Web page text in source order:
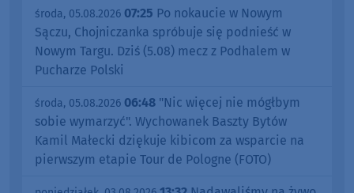
środa, 05.08.2026 07:25 Po nokaucie w Nowym
Sączu, Chojniczanka spróbuje się podnieść w
Nowym Targu. Dziś (5.08) mecz z Podhalem w
Pucharze Polski
środa, 05.08.2026 06:48 "Nic więcej nie mógłbym
sobie wymarzyć". Wychowanek Baszty Bytów
Kamil Małecki dziękuje kibicom za wsparcie na
pierwszym etapie Tour de Pologne (FOTO)